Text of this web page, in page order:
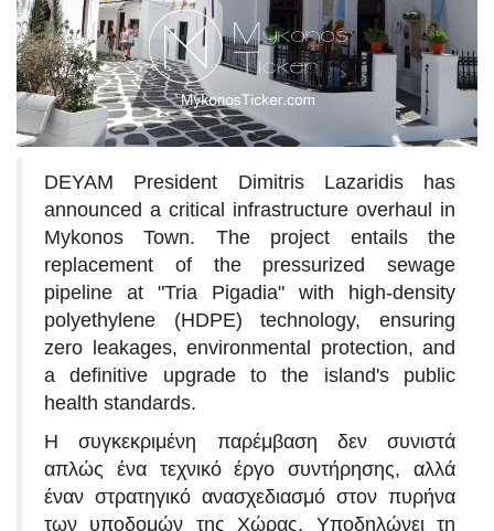
DEYAM President Dimitris Lazaridis has
announced a critical infrastructure overhaul in
Mykonos Town. The project entails the
replacement of the pressurized sewage
pipeline at "Tria Pigadia" with high-density
polyethylene (HDPE) technology, ensuring
zero leakages, environmental protection, and
a definitive upgrade to the island's public
health standards.
Η συγκεκριμένη παρέμβαση δεν συνιστά
απλώς ένα τεχνικό έργο συντήρησης, αλλά
έναν στρατηγικό ανασχεδιασμό στον πυρήνα
των υποδομών της Χώρας. Υποδηλώνει τη